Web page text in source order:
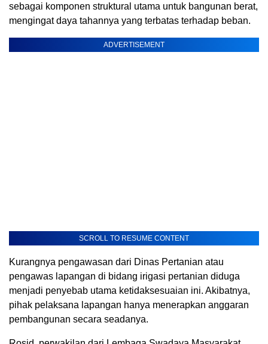
sebagai komponen struktural utama untuk bangunan berat,
mengingat daya tahannya yang terbatas terhadap beban.
ADVERTISEMENT
SCROLL TO RESUME CONTENT
Kurangnya pengawasan dari Dinas Pertanian atau
pengawas lapangan di bidang irigasi pertanian diduga
menjadi penyebab utama ketidaksesuaian ini. Akibatnya,
pihak pelaksana lapangan hanya menerapkan anggaran
pembangunan secara seadanya.